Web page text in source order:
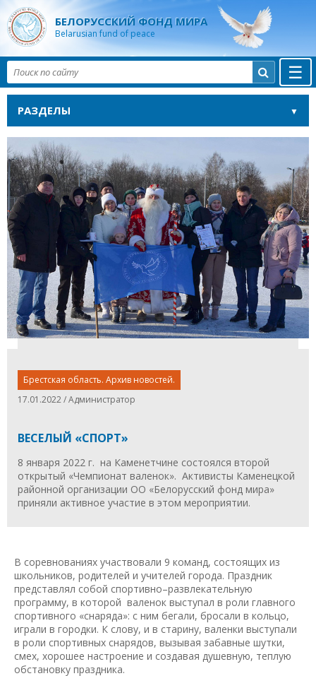
БЕЛОРУССКИЙ ФОНД МИРА
Belarusian fund of peace
☰

РАЗДЕЛЫ
Брестская область. Архив новостей.
17.01.2022 / Администратор
ВЕСЕЛЫЙ «СПОРТ»
8 января 2022 г. на Каменетчине состоялся второй
открытый «Чемпионат валенок». Активисты Каменецкой
районной организации ОО «Белорусский фонд мира»
приняли активное участие в этом мероприятии.
В соревнованиях участвовали 9 команд, состоящих из
школьников, родителей и учителей города. Праздник
представлял собой спортивно–развлекательную
программу, в которой валенок выступал в роли главного
спортивного «снаряда»: с ним бегали, бросали в кольцо,
играли в городки. К слову, и в старину, валенки выступали
в роли спортивных снарядов, вызывая забавные шутки,
смех, хорошее настроение и создавая душевную, теплую
обстановку праздника.